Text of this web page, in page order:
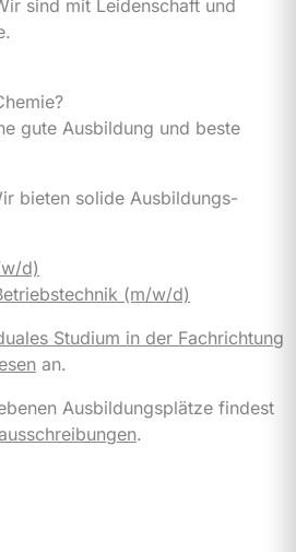
sind mit Leidenschaft und
gute Ausbildung und beste
bieten solide Ausbildungs-
d)
(m/w/d)
Studium in der Fachrichtung
an.
Ausbildungsplätze findest
.